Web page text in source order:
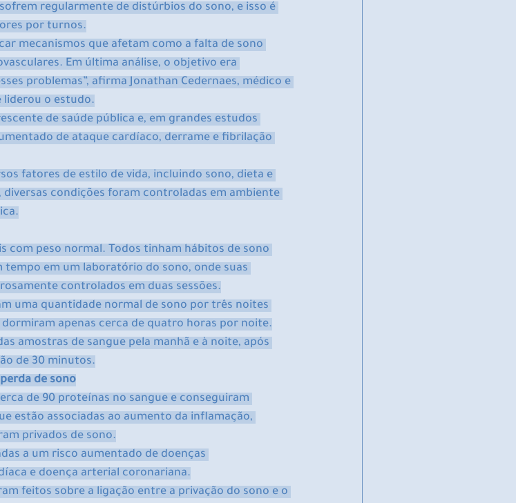
regularmente de distúrbios do sono, e isso é
por turnos.
mecanismos que afetam como a falta de sono
Em última análise, o objetivo era
problemas”, afirma Jonathan Cedernaes, médico e
liderou o estudo.
de saúde pública e, em grandes estudos
de ataque cardíaco, derrame e fibrilação
fatores de estilo de vida, incluindo sono, dieta e
condições foram controladas em ambiente
​​com peso normal. Todos tinham hábitos de sono
tempo em um laboratório do sono, onde suas
controlados em duas sessões.
uma quantidade normal de sono por três noites
apenas cerca de quatro horas por noite.
amostras de sangue pela manhã e à noite, após
de 30 minutos.
de sono
de 90 proteínas no sangue e conseguiram
estão associadas ao aumento da inflamação,
privados de sono.
a um risco aumentado de doenças
e doença arterial coronariana.
feitos sobre a ligação entre a privação do sono e o